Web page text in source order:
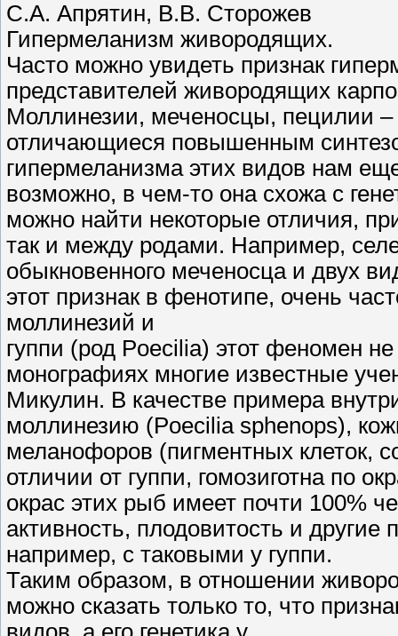
С.А. Апрятин, В.В. Сторожев
Гипермеланизм живородящих.
Часто можно увидеть признак
представителей живородящих
Моллинезии, меченосцы, пецилии
отличающиеся повышенным
гипермеланизма этих видов нам
возможно, в чем-то она схожа с
можно найти некоторые отличия,
так и между родами. Например,
обыкновенного меченосца и двух
этот признак в фенотипе, очень
моллинезий и
гуппи (род Poecilia) этот феномен
монографиях многие известные
Микулин. В качестве примера
моллинезию (Poecilia sphenops),
меланофоров (пигментных клеток,
отличии от гуппи, гомозиготна по
окрас этих рыб имеет почти 100%
активность, плодовитость и
например, с таковыми у гуппи.
Таким образом, в отношении
можно сказать только то, что